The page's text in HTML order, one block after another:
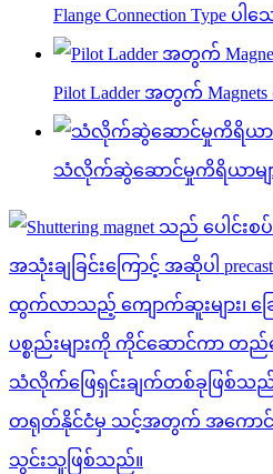
Flange Connection Type ပါသ
Pilot Ladder အတွက်
သံလိုက်ဆွဲဆောင်မှုကိရိယာမျ